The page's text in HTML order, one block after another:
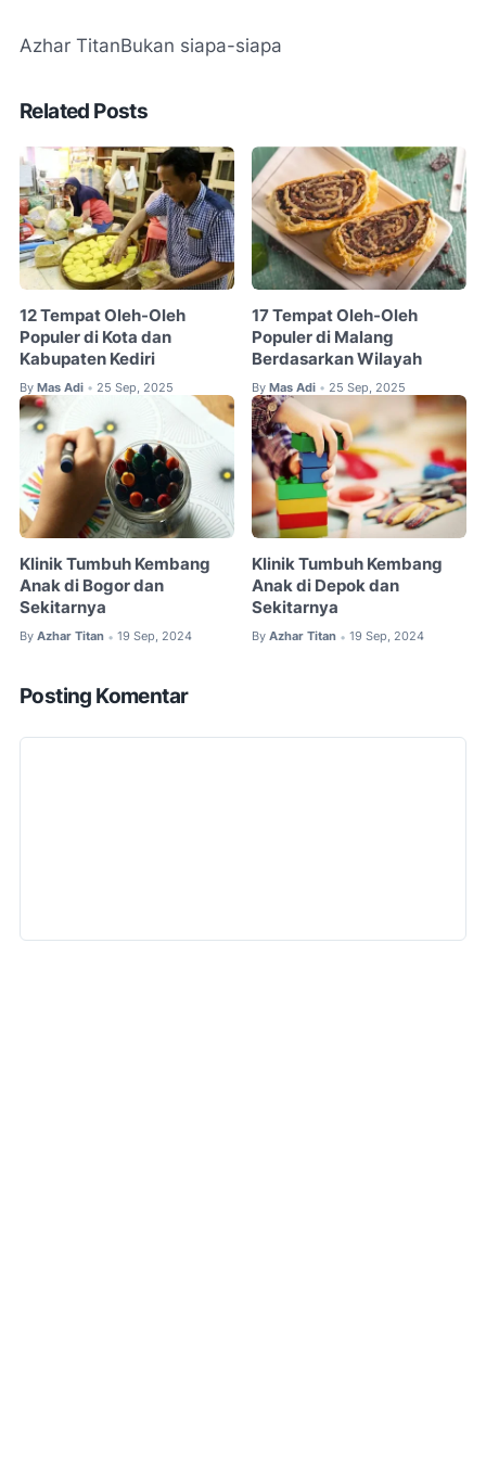
Azhar TitanBukan siapa-siapa
Related Posts
12 Tempat Oleh-Oleh
Populer di Kota dan
Kabupaten Kediri
By Mas Adi • 25 Sep, 2025
17 Tempat Oleh-Oleh
Populer di Malang
Berdasarkan Wilayah
By Mas Adi • 25 Sep, 2025
Klinik Tumbuh Kembang
Anak di Bogor dan
Sekitarnya
By Azhar Titan • 19 Sep, 2024
Klinik Tumbuh Kembang
Anak di Depok dan
Sekitarnya
By Azhar Titan • 19 Sep, 2024
Posting Komentar